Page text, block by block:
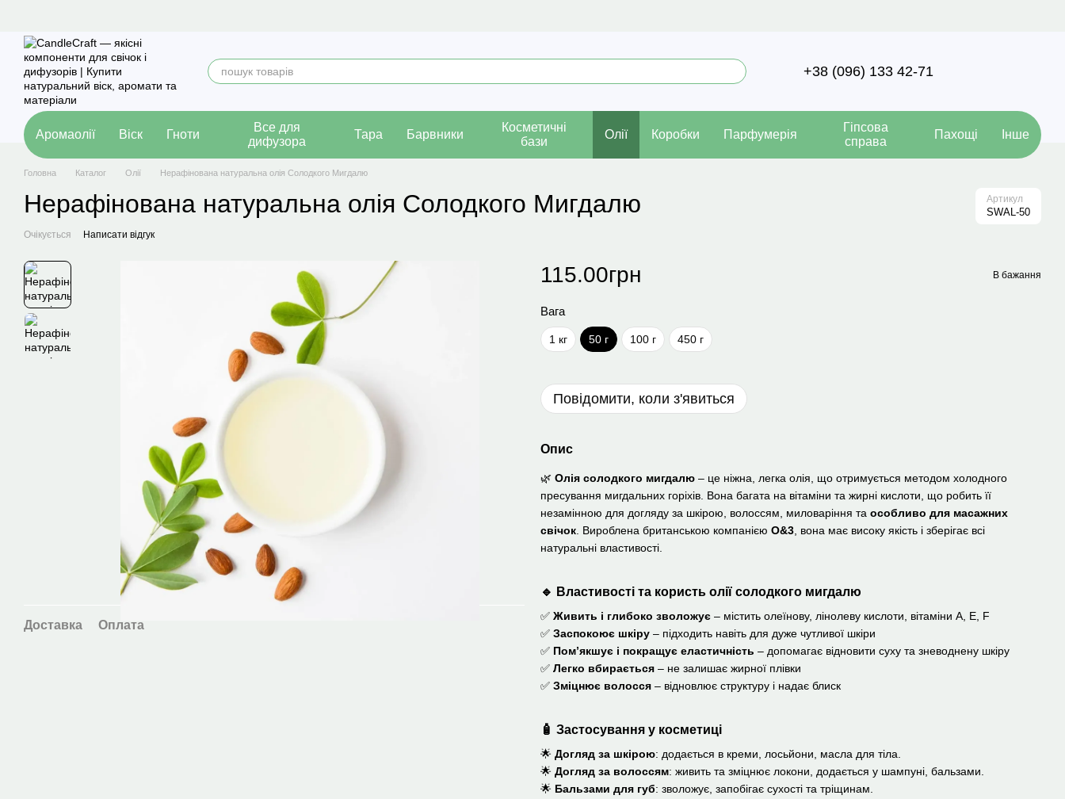
+38 (096) 133 42-71
Аромаолії Віск Гноти
Все для
дифузора
Тара Барвники
Косметичні
бази
Олії Коробки Парфумерія
Гіпсова
справа
Пахощі Інше
Головна Каталог Олії Нерафінована натуральна олія Солодкого Мигдалю
Нерафінована натуральна олія Солодкого Мигдалю Артикул
SWAL-50
Очікується Написати відгук
Доставка Оплата
115.00грн В бажання
Вага
1 кг 50 г 100 г 450 г
Повідомити, коли з'явиться
Опис
🌿 Олія солодкого мигдалю – це ніжна, легка олія, що отримується методом холодного
пресування мигдальних горіхів. Вона багата на вітаміни та жирні кислоти, що робить її
незамінною для догляду за шкірою, волоссям, миловаріння та особливо для масажних
свічок . Вироблена британською компанією O&3 , вона має високу якість і зберігає всі
натуральні властивості.
🔹 Властивості та користь олії солодкого мигдалю
✅ Живить і глибоко зволожує – містить олеїнову, лінолеву кислоти, вітаміни A, E, F
✅ Заспокоює шкіру – підходить навіть для дуже чутливої шкіри
✅ Пом’якшує і покращує еластичність – допомагає відновити суху та зневоднену шкіру
✅ Легко вбирається – не залишає жирної плівки
✅ Зміцнює волосся – відновлює структуру і надає блиск
🧴 Застосування у косметиці
🌟 Догляд за шкірою: додається в креми, лосьйони, масла для тіла.
🌟 Догляд за волоссям: живить та зміцнює локони, додається у шампуні, бальзами.
🌟 Бальзами для губ: зволожує, запобігає сухості та тріщинам.